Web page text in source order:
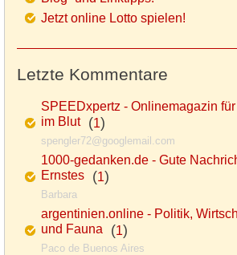
Jetzt online Lotto spielen!
Letzte Kommentare
SPEEDxpertz - Onlinemagazin
im Blut(1)
spengler72@googlemail.com
1000-gedanken.de - Gute
Ernstes (1)
Barbara
argentinien.online - Politik,
und Fauna (1)
Paco de Buenos Aires